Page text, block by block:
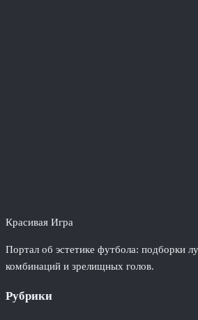
Красивая Игра
Портал об эстетике футбола: подборки
комбинаций и зрелищных голов.
Рубрики